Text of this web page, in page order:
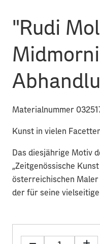
"Rudi
Materialnummer
Kunst in vielen
Das diesjährige Motiv
„Zeitgenössische
österreichischen Maler
der für seine